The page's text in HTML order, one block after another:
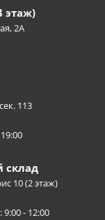
этаж)
2А
113
склад
10 (2 этаж)
9:00 - 12:00